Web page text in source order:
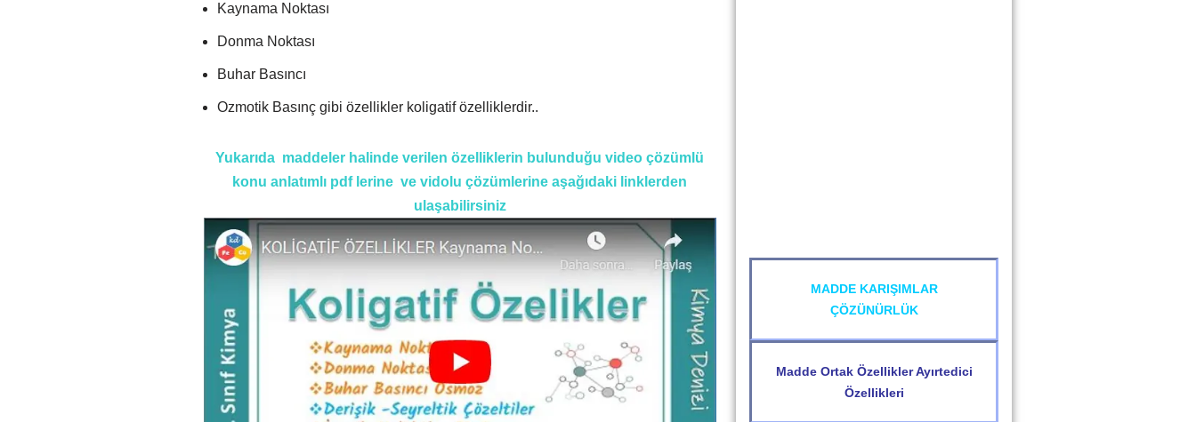
Kaynama Noktası
Donma Noktası
Buhar Basıncı
Ozmotik Basınç gibi özellikler koligatif özelliklerdir..
Yukarıda maddeler halinde verilen özelliklerin bulunduğu video çözümlü
konu anlatımlı pdf lerine ve vidolu çözümlerine aşağıdaki linklerden
ulaşabilirsiniz
MADDE KARIŞIMLAR
ÇÖZÜNÜRLÜK
Madde Ortak Özellikler Ayırtedici
Özellikleri